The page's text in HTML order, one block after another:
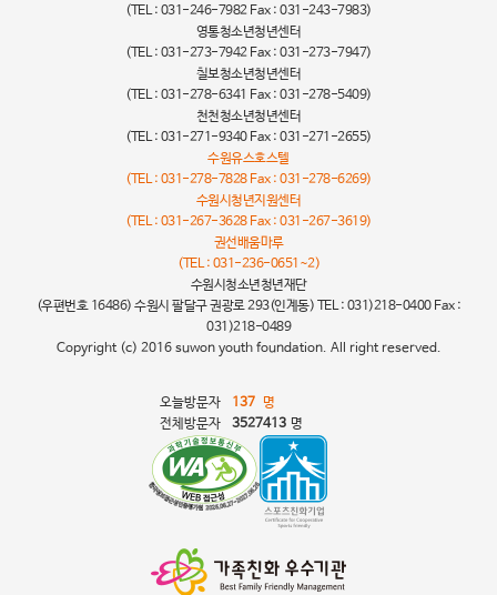
(TEL : 031-246-7982 Fax : 031-243-7983)
영통청소년청년센터
(TEL : 031-273-7942 Fax : 031-273-7947)
칠보청소년청년센터
(TEL : 031-278-6341 Fax : 031-278-5409)
천천청소년청년센터
(TEL : 031-271-9340 Fax : 031-271-2655)
수원유스호스텔
(TEL : 031-278-7828 Fax : 031-278-6269)
수원시청년지원센터
(TEL : 031-267-3628 Fax : 031-267-3619)
권선배움마루
(TEL : 031-236-0651~2)
수원시청소년청년재단
(우편번호 16486) 수원시 팔달구 권광로 293(인계동) TEL : 031)218-0400 Fax :
031)218-0489
Copyright (c) 2016 suwon youth foundation. All right reserved.
오늘방문자 137 명
전체방문자
3527413 명